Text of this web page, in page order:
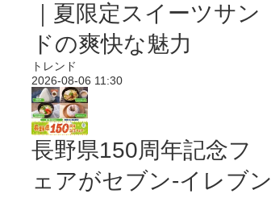
｜夏限定スイーツサン
ドの爽快な魅力
トレンド
2026-08-06 11:30
長野県150周年記念フ
ェアがセブン-イレブン